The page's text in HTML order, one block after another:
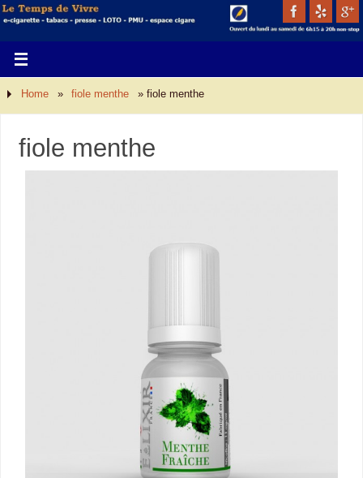
Home » fiole menthe » fiole menthe
fiole menthe